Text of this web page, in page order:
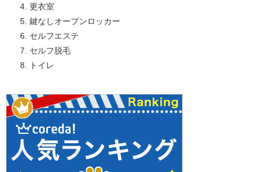
更衣室
鍵なしオープンロッカー
セルフエステ
セルフ脱毛
トイレ